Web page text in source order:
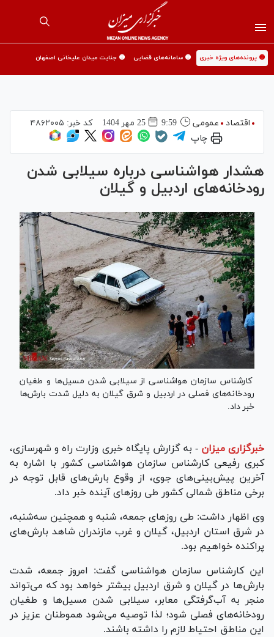
🟡 پرونده‌های ویژه خبری 🟡 سامانه‌های قضایی 🟡 جنایت میدان علیخانی اصفهان
اقتصاد عمومی 9:59 25 مهر 1404 کد خبر: ۴۸۶۲۰۰۵
چاپ
هشدار هواشناسی درباره سیلابی شدن
رودخانه‌های اردبیل و گیلان
کارشناس سازمان هواشناسی از سیلابی شدن مسیل‌ها و طغیان
رودخانه‌های فصلی در اردبیل و شرق گیلان به دلیل شدت بارش‌ها
خبر داد.
خبرگزاری میزان - به گزارش پایگاه خبری وزارت راه و شهرسازی،
کبری رفیعی کارشناس سازمان هواشناسی کشور با اشاره به
آخرین پیش‌بینی‌های جوی، از وقوع بارش‌های قابل توجه در
برخی مناطق شمالی کشور طی روز‌های آینده خبر داد.
وی اظهار داشت: طی روز‌های جمعه، شنبه و همچنین سه‌شنبه،
در شرق استان اردبیل، گیلان و غرب مازندران شاهد بارش‌های
پراکنده خواهیم بود.
این کارشناس سازمان هواشناسی گفت: امروز جمعه، شدت
بارش‌ها در گیلان و شرق اردبیل بیشتر خواهد بود که می‌تواند
منجر به آب‌گرفتگی معابر، سیلابی شدن مسیل‌ها و طغیان
رودخانه‌های فصلی شود؛ لذا توصیه می‌شود هموطنان عزیز در
این مناطق احتیاط لازم را داشته باشند.